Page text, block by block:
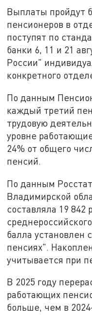
Выплаты пройдут
пенсионеров в
поступят по
банки 6, 11 и 21
России"
конкретного
По данным
каждый третий
трудовую
уровне
24% от общего
пенсий.
По данным
Владимирской
составляла 19
балла установлен
пенсиях".
учитывается при
В 2025 году
работающих
больше, чем в